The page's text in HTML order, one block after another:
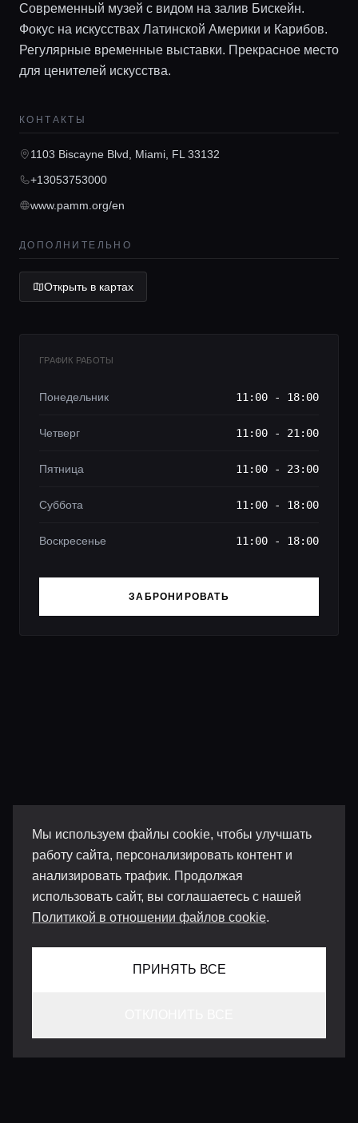
Мы используем файлы cookie, чтобы улучшать
работу сайта, персонализировать контент и
анализировать трафик. Продолжая
использовать сайт, вы соглашаетесь с нашей
Политикой в отношении файлов cookie.
ПРИНЯТЬ ВСЕ
Локации
Гиды
Консьерж сервис
Lifestyle журнал
Современный музей с видом на залив Бискейн.
Фокус на искусствах Латинской Америки и Карибов.
Регулярные временные выставки. Прекрасное место
для ценителей искусства.
КОНТАКТЫ
1103 Biscayne Blvd, Miami, FL 33132
+13053753000
www.pamm.org/en
ДОПОЛНИТЕЛЬНО
Открыть в картах
ГРАФИК РАБОТЫ
Понедельник 11:00 - 18:00
Четверг 11:00 - 21:00
Пятница 11:00 - 23:00
Суббота 11:00 - 18:00
Воскресенье 11:00 - 18:00
ЗАБРОНИРОВАТЬ